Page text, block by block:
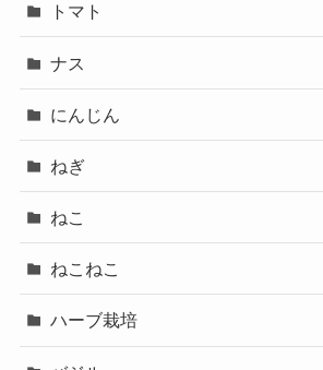
トマト
ナス
にんじん
ねぎ
ねこ
ねこねこ
ハーブ栽培